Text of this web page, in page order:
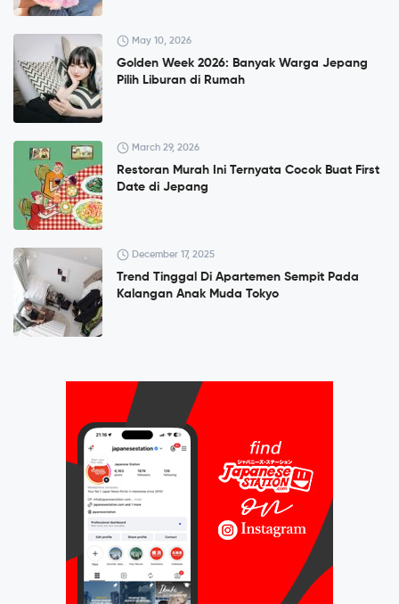
May 10, 2026
Golden Week 2026: Banyak Warga Jepang
Pilih Liburan di Rumah
March 29, 2026
Restoran Murah Ini Ternyata Cocok Buat First
Date di Jepang
December 17, 2025
Trend Tinggal Di Apartemen Sempit Pada
Kalangan Anak Muda Tokyo